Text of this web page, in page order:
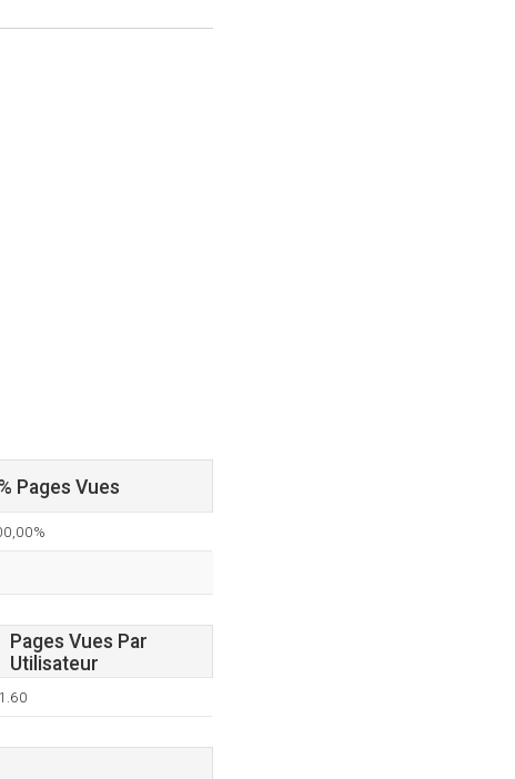
Pages Vues
Pages Vues Par
Utilisateur
1.60